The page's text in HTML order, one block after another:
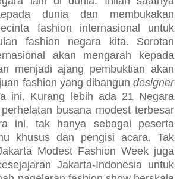
dunia dan membukakan
fashion internasional untuk
fashion negara kita. Sorotan
akan mengarah kepada
menjadi ajang pembuktian akan
fashion yang dibangun designer
ini. Kurang lebih ada 21 Negara
busana modest terbesar
ini, tak hanya sebagai peserta
khusus dan pengisi acara. Tak
Modest Fashion Week juga
Jakarta-Indonesia untuk